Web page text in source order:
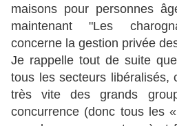
maisons pour personnes
maintenant "Les
concerne la gestion privée
Je rappelle tout de suite
tous les secteurs libéralisés,
très vite des grands
concurrence (donc tous les